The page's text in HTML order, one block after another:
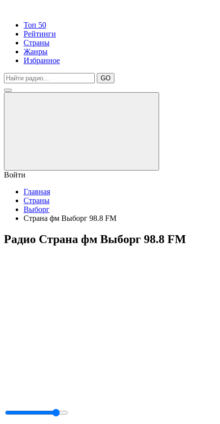
Топ 50
Рейтинги
Страны
Жанры
Избранное
GO
Войти
Главная
Страны
Выборг
Страна фм Выборг 98.8 FM
Радио Страна фм Выборг 98.8 FM